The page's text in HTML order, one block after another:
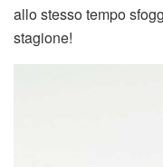
allo stesso tempo
stagione!